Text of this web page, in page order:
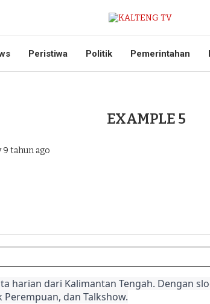
Peristiwa Politik Pemerintahan
EXAMPLE 5
9 tahun ago
harian dari Kalimantan Tengah. Dengan
dan Talkshow.